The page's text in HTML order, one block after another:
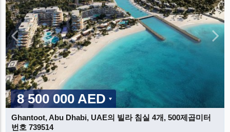
8 500 000 AED
Ghantoot, Abu Dhabi, UAE의 빌라 침실 4개, 500제곱미터
번호 739514